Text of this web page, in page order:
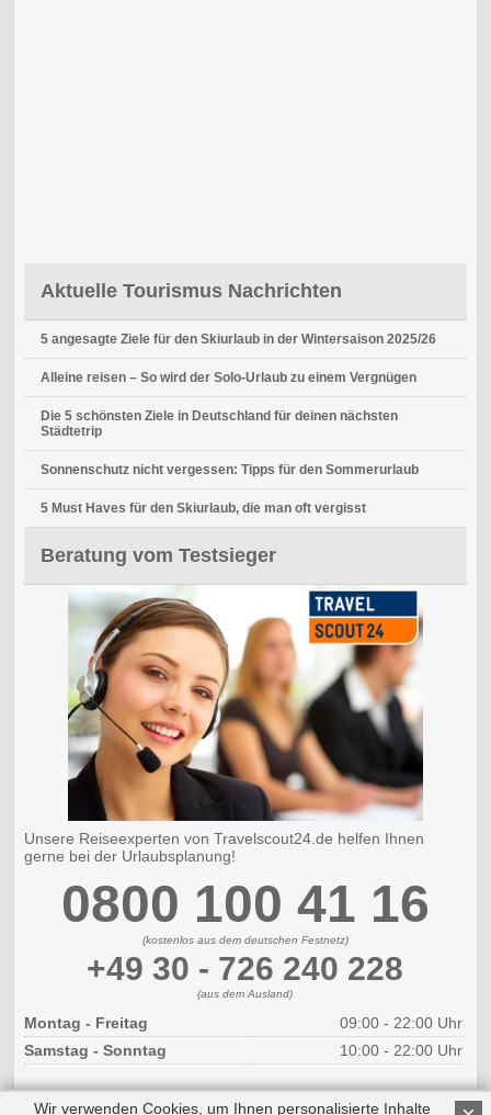
Aktuelle Tourismus Nachrichten
5 angesagte Ziele für den Skiurlaub in der Wintersaison 2025/26
Alleine reisen – So wird der Solo-Urlaub zu einem Vergnügen
Die 5 schönsten Ziele in Deutschland für deinen nächsten
Städtetrip
Sonnenschutz nicht vergessen: Tipps für den Sommerurlaub
5 Must Haves für den Skiurlaub, die man oft vergisst
Beratung vom Testsieger
Unsere Reiseexperten von Travelscout24.de helfen Ihnen
gerne bei der Urlaubsplanung!
0800 100 41 16
(kostenlos aus dem deutschen Festnetz)
+49 30 - 726 240 228
(aus dem Ausland)
Montag - Freitag
09:00 - 22:00 Uhr
Samstag - Sonntag
10:00 - 22:00 Uhr
Wir verwenden Cookies, um Ihnen personalisierte Inhalte